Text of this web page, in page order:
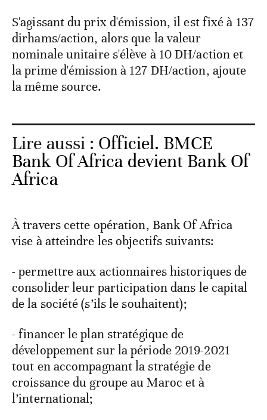
S'agissant du prix d'émission, il est fixé à 137
dirhams/action, alors que la valeur
nominale unitaire s'élève à 10 DH/action et
la prime d'émission à 127 DH/action, ajoute
la même source.
Lire aussi : Officiel. BMCE
Bank Of Africa devient Bank Of
Africa
À travers cette opération, Bank Of Africa
vise à atteindre les objectifs suivants:
- permettre aux actionnaires historiques de
consolider leur participation dans le capital
de la société (s’ils le souhaitent);
- financer le plan stratégique de
développement sur la période 2019-2021
tout en accompagnant la stratégie de
croissance du groupe au Maroc et à
l’international;